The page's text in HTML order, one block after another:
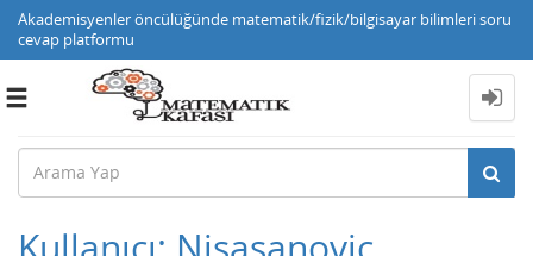
Akademisyenler öncülüğünde matematik/fizik/bilgisayar bilimleri soru
cevap platformu
Toggle